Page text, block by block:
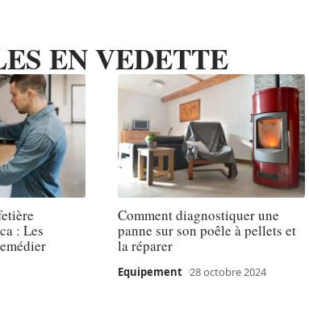
EN VEDETTE
: Les
Comment diagnostiquer une
panne sur son poêle à pellets et
la réparer
Equipement 28 octobre 2024